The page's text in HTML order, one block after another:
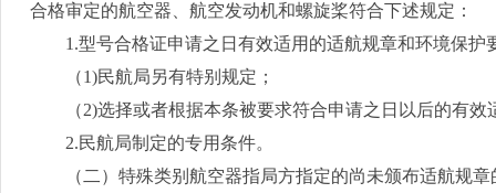
合格审定的航空器、航空发动机和螺旋桨符合下述规定：
1.型号合格证申请之日有效适用的适航规章和环境保护
（1)民航局另有特别规定；
（2)选择或者根据本条被要求符合申请之日以后的有
2.民航局制定的专用条件。
（二）特殊类别航空器指局方指定的尚未颁布适航规章